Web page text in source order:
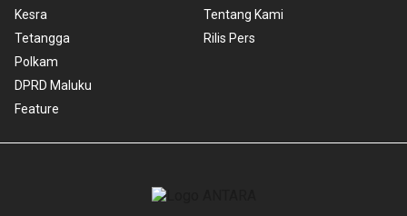
Kesra
Tetangga
Polkam
DPRD Maluku
Feature
Tentang Kami
Rilis Pers